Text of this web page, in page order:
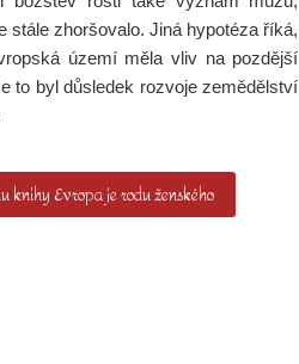
stále zhoršovalo. Jiná hypotéza říká,
území měla vliv na pozdější
to byl důsledek rozvoje zemědělství
knihy Evropa je rodu ženského